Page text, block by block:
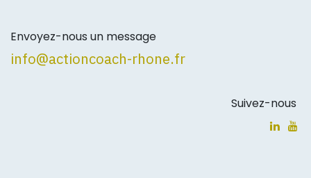
Envoyez-nous un message
info@actioncoach-rhone.fr
Suivez-nous